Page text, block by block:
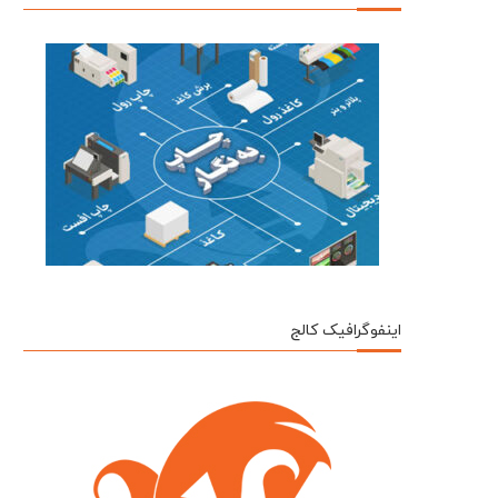
اینفوگرافیک کالج